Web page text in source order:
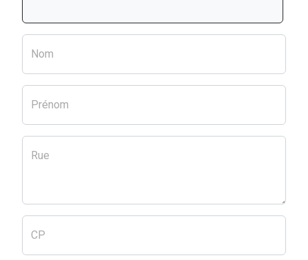
Nom
Prénom
Rue
CP